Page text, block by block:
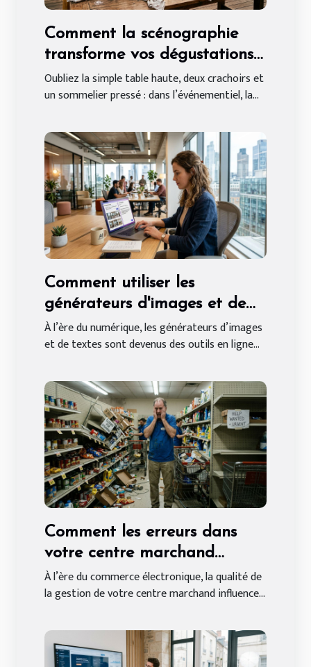
Comment la scénographie
transforme vos dégustations
de vin événementielles
Oubliez la simple table haute, deux crachoirs et
un sommelier pressé : dans l’événementiel, la...
Comment utiliser les
générateurs d'images et de
textes en ligne gratuitement
?
À l’ère du numérique, les générateurs d’images
et de textes sont devenus des outils en ligne...
Comment les erreurs dans
votre centre marchand
peuvent affecter vos ventes
en ligne ?
À l’ère du commerce électronique, la qualité de
la gestion de votre centre marchand influence...